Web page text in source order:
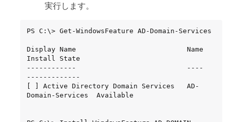
実行します。
PS C:\> Get-WindowsFeature AD-Domain-Services
Display Name                           Name
Install State
------------                           ----
-------------
[ ] Active Directory Domain Services   AD-
Domain-Services  Available